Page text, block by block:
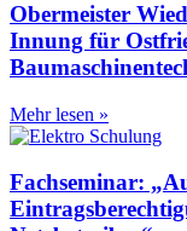
Obermeister
Innung für
Mehr lesen »
Fachseminar: